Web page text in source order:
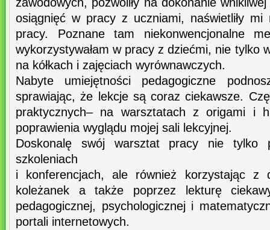
osiągnięć w pracy z uczniami, naświetliły
pracy. Poznane tam niekonwencjonalne
wykorzystywałam w pracy z dziećmi, nie tylko
na kółkach i zajęciach wyrównawczych.
Nabyte umiejętności pedagogiczne
sprawiając, że lekcje są coraz ciekawsze.
praktycznych– na warsztatach z origami i
poprawienia wyglądu mojej sali lekcyjnej.
Doskonalę swój warsztat pracy nie tylko
szkoleniach
i konferencjach, ale również korzystając z
koleżanek a także poprzez lekturę
pedagogicznej, psychologicznej i
portali internetowych.